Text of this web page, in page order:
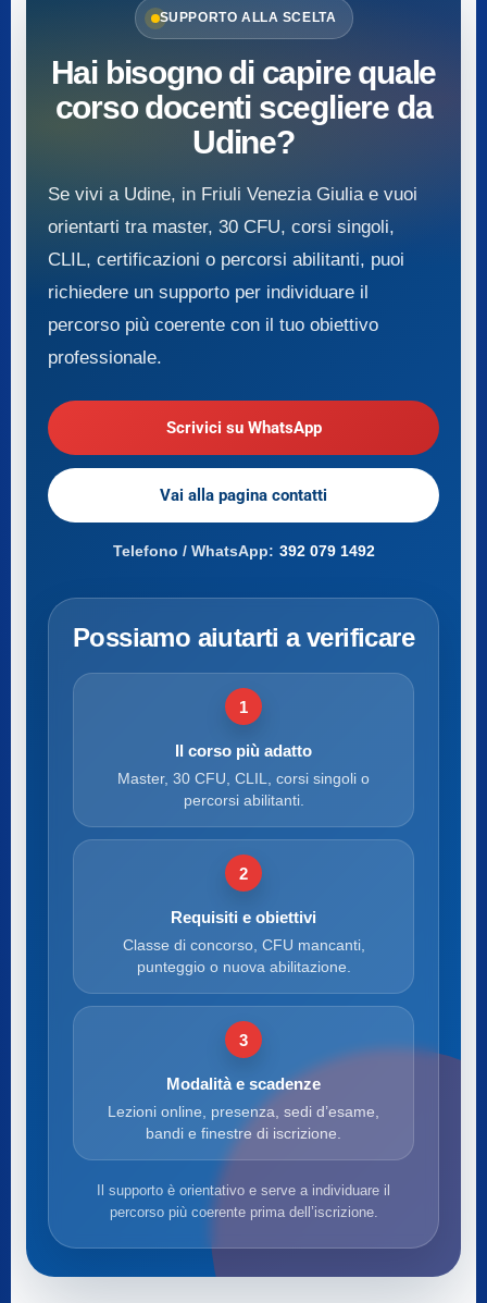
SUPPORTO ALLA SCELTA
Hai bisogno di capire quale
corso docenti scegliere da
Udine?
Se vivi a Udine, in Friuli Venezia Giulia e vuoi
orientarti tra master, 30 CFU, corsi singoli,
CLIL, certificazioni o percorsi abilitanti, puoi
richiedere un supporto per individuare il
percorso più coerente con il tuo obiettivo
professionale.
Scrivici su WhatsApp
Vai alla pagina contatti
Telefono / WhatsApp: 392 079 1492
Possiamo aiutarti a verificare
1
Il corso più adatto
Master, 30 CFU, CLIL, corsi singoli o
percorsi abilitanti.
2
Requisiti e obiettivi
Classe di concorso, CFU mancanti,
punteggio o nuova abilitazione.
3
Modalità e scadenze
Lezioni online, presenza, sedi d’esame,
bandi e finestre di iscrizione.
Il supporto è orientativo e serve a individuare il
percorso più coerente prima dell’iscrizione.